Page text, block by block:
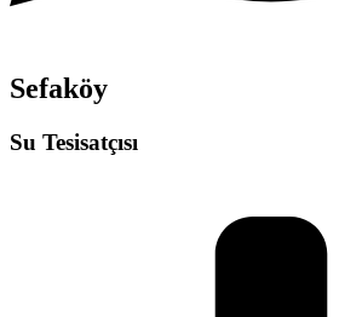
Sefaköy
Su Tesisatçısı